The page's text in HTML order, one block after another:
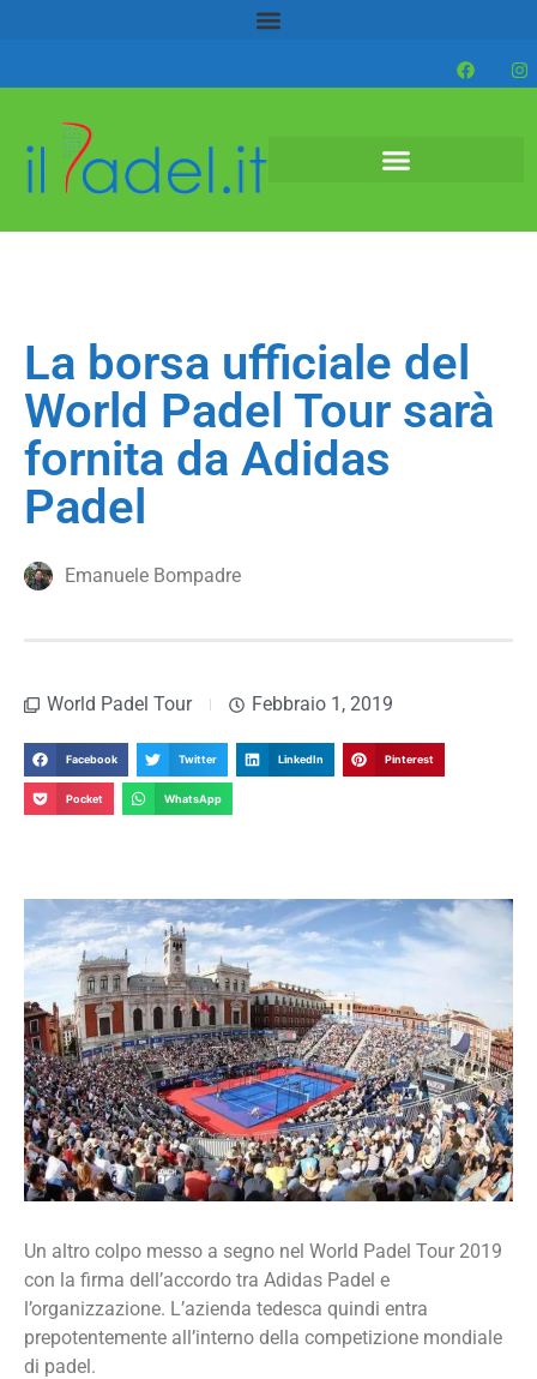
La borsa ufficiale del
World Padel Tour sarà
fornita da Adidas
Padel
Emanuele Bompadre
World Padel Tour Febbraio 1, 2019
Facebook Twitter LinkedIn Pinterest
Pocket WhatsApp
Un altro colpo messo a segno nel World Padel Tour 2019
con la firma dell’accordo tra Adidas Padel e
l’organizzazione. L’azienda tedesca quindi entra
prepotentemente all’interno della competizione mondiale
di padel.